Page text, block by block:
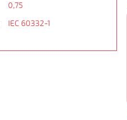
0,75
IEC 60332-1